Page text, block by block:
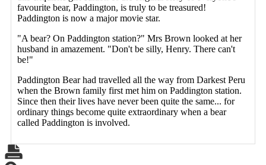
favourite bear, Paddington, is truly to be treasured!
Paddington is now a major movie star.
"A bear? On Paddington station?" Mrs Brown looked at her
husband in amazement. "Don't be silly, Henry. There can't
be!"
Paddington Bear had travelled all the way from Darkest Peru
when the Brown family first met him on Paddington station.
Since then their lives have never been quite the same... for
ordinary things become quite extraordinary when a bear
called Paddington is involved.